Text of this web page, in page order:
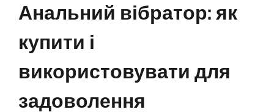
Анальний вібратор: як
купити і
використовувати для
задоволення